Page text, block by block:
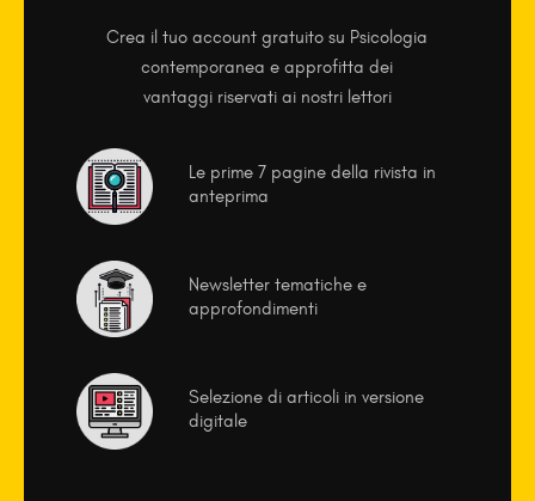
Crea il tuo account gratuito su Psicologia
contemporanea e approfitta dei
vantaggi riservati ai nostri lettori
Le prime 7 pagine della rivista in
anteprima
Newsletter tematiche e
approfondimenti
Selezione di articoli in versione
digitale